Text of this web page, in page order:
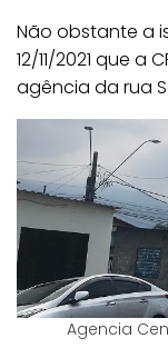
Não obstante a
12/11/2021 que a
agência da rua
Agencia